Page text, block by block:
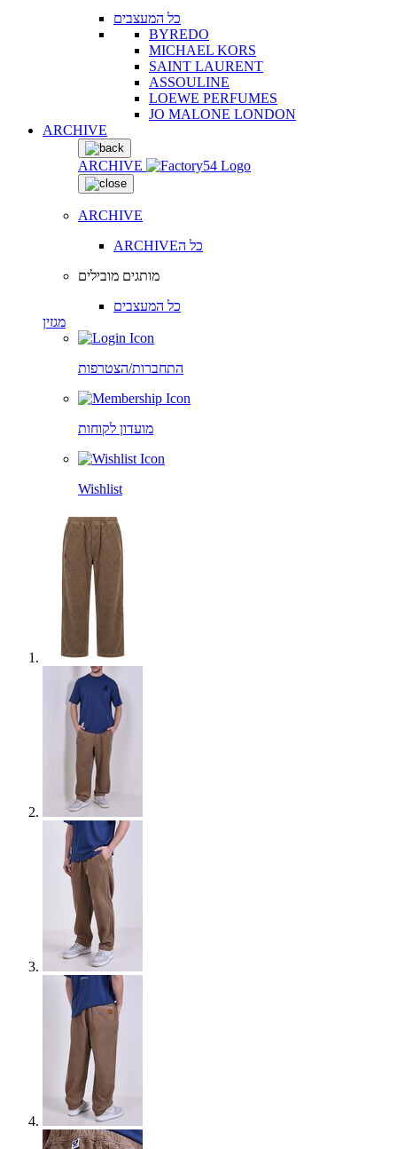
כל המעצבים
BYREDO
MICHAEL KORS
SAINT LAURENT
ASSOULINE
LOEWE PERFUMES
JO MALONE LONDON
ARCHIVE
ARCHIVE
ARCHIVE
ARCHIVEכל ה
מותגים מובילים
כל המעצבים
מגזין
התחברות/הצטרפות
מועדון לקוחות
Wishlist